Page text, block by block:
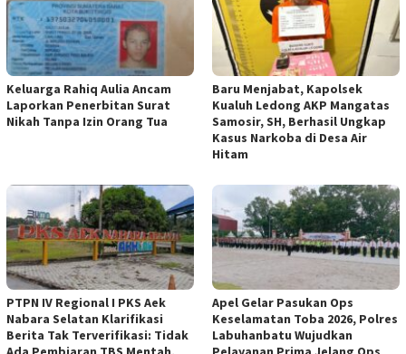
Keluarga Rahiq Aulia Ancam
Laporkan Penerbitan Surat
Nikah Tanpa Izin Orang Tua
Baru Menjabat, Kapolsek
Kualuh Ledong AKP Mangatas
Samosir, SH, Berhasil Ungkap
Kasus Narkoba di Desa Air
Hitam
PTPN IV Regional I PKS Aek
Nabara Selatan Klarifikasi
Berita Tak Terverifikasi: Tidak
Apel Gelar Pasukan Ops
Keselamatan Toba 2026, Polres
Labuhanbatu Wujudkan